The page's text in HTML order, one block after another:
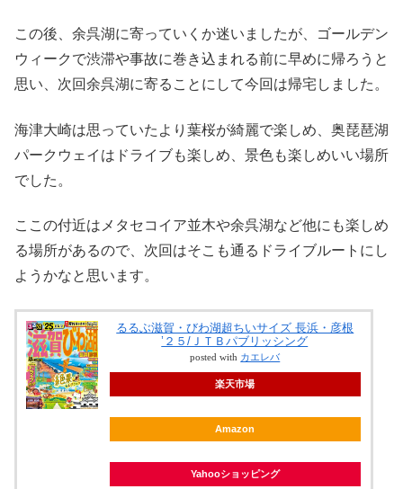
この後、余呉湖に寄っていくか迷いましたが、ゴールデン
ウィークで渋滞や事故に巻き込まれる前に早めに帰ろうと
思い、次回余呉湖に寄ることにして今回は帰宅しました。
海津大崎は思っていたより葉桜が綺麗で楽しめ、奥琵琶湖
パークウェイはドライブも楽しめ、景色も楽しめいい場所
でした。
ここの付近はメタセコイア並木や余呉湖など他にも楽しめ
る場所があるので、次回はそこも通るドライブルートにし
ようかなと思います。
るるぶ滋賀・びわ湖超ちいサイズ 長浜・彦根
’２５/ＪＴＢパブリッシング
posted with カエレバ
楽天市場
Amazon
Yahooショッピング